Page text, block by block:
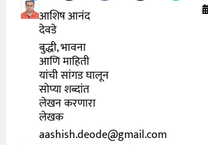
आशिष आनंद
देवडे
बुद्धी, भावना
आणि माहिती
यांची सांगड घालून
सोप्या शब्दांत
लेखन करणारा
लेखक
aashish.deode@gmail.com